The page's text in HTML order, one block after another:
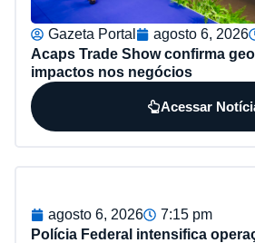
Gazeta Portal agosto 6, 2026
Acaps Trade Show confirma
impactos nos negócios
Acessar
agosto 6, 2026
7:15 pm
Polícia Federal intensifica